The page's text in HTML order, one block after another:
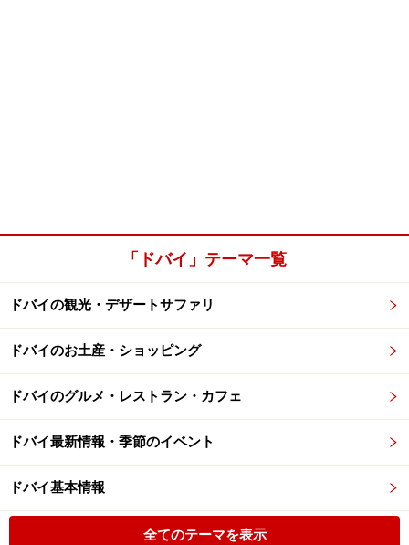
「ドバイ」テーマ一覧
ドバイの観光・デザートサファリ
ドバイのお土産・ショッピング
ドバイのグルメ・レストラン・カフェ
ドバイ最新情報・季節のイベント
ドバイ基本情報
全てのテーマを表示